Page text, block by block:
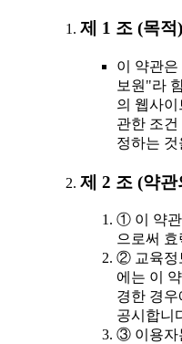
제 1 조 (목적)
이 약관
보원"라
의 웹사
관한 조
정하는
제 2 조 (약
① 이 약관
으로써
② 교육정
에는 이
경한 경
공시합니
③ 이용자